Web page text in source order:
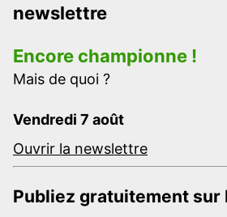
newslettre
Encore championne !
Mais de quoi ?
Vendredi 7 août
Ouvrir la newslettre
Publiez gratuitement sur